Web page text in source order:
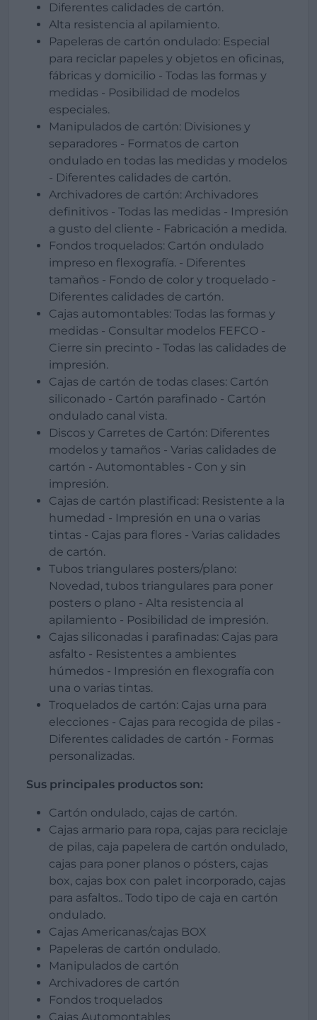
Diferentes calidades de cartón.
Alta resistencia al apilamiento.
Papeleras de cartón ondulado: Especial
para reciclar papeles y objetos en oficinas,
fábricas y domicilio - Todas las formas y
medidas - Posibilidad de modelos
especiales.
Manipulados de cartón: Divisiones y
separadores - Formatos de carton
ondulado en todas las medidas y modelos
- Diferentes calidades de cartón.
Archivadores de cartón: Archivadores
definitivos - Todas las medidas - Impresión
a gusto del cliente - Fabricación a medida.
Fondos troquelados: Cartón ondulado
impreso en flexografía. - Diferentes
tamaños - Fondo de color y troquelado -
Diferentes calidades de cartón.
Cajas automontables: Todas las formas y
medidas - Consultar modelos FEFCO -
Cierre sin precinto - Todas las calidades de
impresión.
Cajas de cartón de todas clases: Cartón
siliconado - Cartón parafinado - Cartón
ondulado canal vista.
Discos y Carretes de Cartón: Diferentes
modelos y tamaños - Varias calidades de
cartón - Automontables - Con y sin
impresión.
Cajas de cartón plastificad: Resistente a la
humedad - Impresión en una o varias
tintas - Cajas para flores - Varias calidades
de cartón.
Tubos triangulares posters/plano:
Novedad, tubos triangulares para poner
posters o plano - Alta resistencia al
apilamiento - Posibilidad de impresión.
Cajas siliconadas i parafinadas: Cajas para
asfalto - Resistentes a ambientes
húmedos - Impresión en flexografía con
una o varias tintas.
Troquelados de cartón: Cajas urna para
elecciones - Cajas para recogida de pilas -
Diferentes calidades de cartón - Formas
personalizadas.
Sus principales productos son:
Cartón ondulado, cajas de cartón.
Cajas armario para ropa, cajas para reciclaje
de pilas, caja papelera de cartón ondulado,
cajas para poner planos o pósters, cajas
box, cajas box con palet incorporado, cajas
para asfaltos.. Todo tipo de caja en cartón
ondulado.
Cajas Americanas/cajas BOX
Papeleras de cartón ondulado.
Manipulados de cartón
Archivadores de cartón
Fondos troquelados
Cajas Automontables